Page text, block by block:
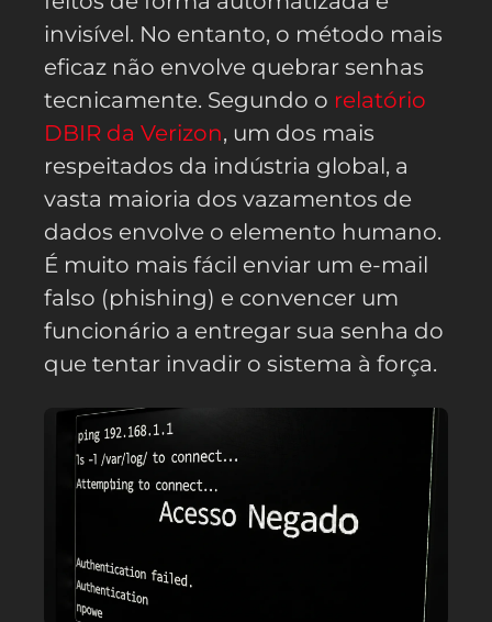
invisível. No entanto, o método mais
eficaz não envolve quebrar senhas
tecnicamente. Segundo o relatório
DBIR da Verizon, um dos mais
respeitados da indústria global, a
vasta maioria dos vazamentos de
dados envolve o elemento humano.
É muito mais fácil enviar um e-mail
falso (phishing) e convencer um
funcionário a entregar sua senha do
que tentar invadir o sistema à força.